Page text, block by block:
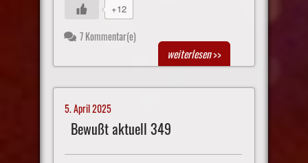
+12
7 Kommentar(e)
weiterlesen>>
5. April 2025
Bewußt aktuell 349